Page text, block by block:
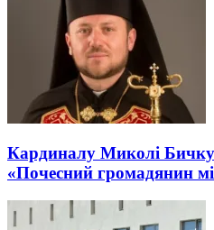
Кардиналу Миколі Бичку
«Почесний громадянин